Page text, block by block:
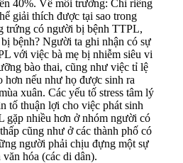
40%. Về môi trường: Chỉ riêng
giải thích được tại sao trong
trứng có người bị bệnh TTPL,
bệnh? Người ta ghi nhận có sự
với việc bà mẹ bị nhiễm siêu vi
bào thai, cũng như việc tỉ lệ
nếu như họ được sinh ra
xuân. Các yếu tố stress tâm lý
tố thuận lợi cho việc phát sinh
gặp nhiều hơn ở nhóm người có
cũng như ở các thành phố có
người phải chịu đựng một sự
hóa (các di dân).